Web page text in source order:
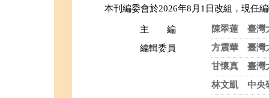
本刊編委會於2026年8月1日改組，現任
主 編
陳翠蓮 臺灣
編輯委員
方震華 臺灣
甘懷真 臺灣
林文凱 中央